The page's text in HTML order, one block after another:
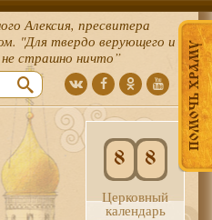
ПОМОЧЬ ХРАМУ
Алексия, пресвитера
"Для твердо верующего и
страшно ничто”
8 8
Церковный
календарь